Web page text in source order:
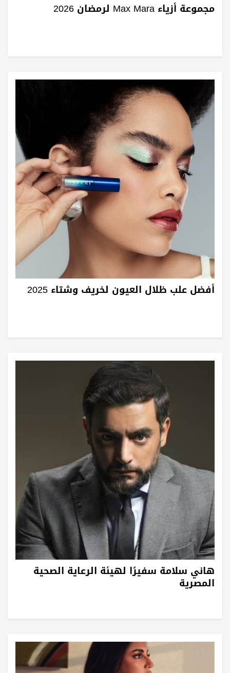
مجموعة أزياء Max Mara لرمضان 2026
أفضل علب ظلال العيون لخريف وشتاء 2025
هاني سلامة سفيرًا لهيئة الرعاية الصحية
المصرية